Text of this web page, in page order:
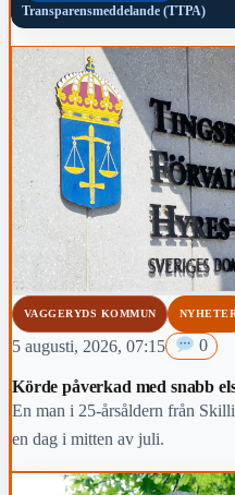
Transparensmeddelande (TTPA)
VAGGERYDS KOMMUN
5 augusti, 2026, 07:15 0
Körde påverkad med snabb
En man i 25-årsåldern från
en dag i mitten av juli.